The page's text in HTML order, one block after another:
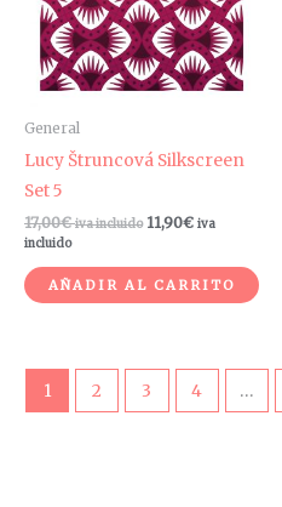
General
Lucy Štruncová Silkscreen
Set 5
17,00€ iva incluido 11,90€ iva
incluido
AÑADIR AL CARRITO
1 2 3 4 …